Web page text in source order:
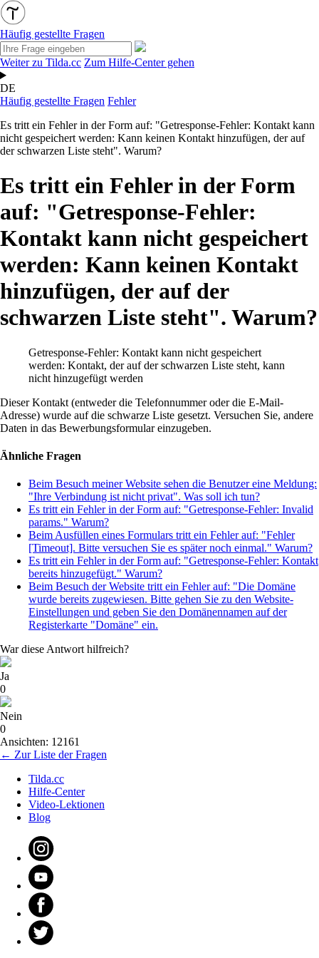
Häufig gestellte Fragen
Weiter zu Tilda.cc Zum Hilfe-Center gehen
DE
Häufig gestellte Fragen Fehler
Es tritt ein Fehler in der Form auf: "Getresponse-Fehler: Kontakt kann
nicht gespeichert werden: Kann keinen Kontakt hinzufügen, der auf
der schwarzen Liste steht". Warum?
Es tritt ein Fehler in der Form
auf: "Getresponse-Fehler:
Kontakt kann nicht gespeichert
werden: Kann keinen Kontakt
hinzufügen, der auf der
schwarzen Liste steht". Warum?
Getresponse-Fehler: Kontakt kann nicht gespeichert
werden: Kontakt, der auf der schwarzen Liste steht, kann
nicht hinzugefügt werden
Dieser Kontakt (entweder die Telefonnummer oder die E-Mail-
Adresse) wurde auf die schwarze Liste gesetzt. Versuchen Sie, andere
Daten in das Bewerbungsformular einzugeben.
Ähnliche Fragen
Beim Besuch meiner Website sehen die Benutzer eine Meldung:
"Ihre Verbindung ist nicht privat". Was soll ich tun?
Es tritt ein Fehler in der Form auf: "Getresponse-Fehler: Invalid
params." Warum?
Beim Ausfüllen eines Formulars tritt ein Fehler auf: "Fehler
[Timeout]. Bitte versuchen Sie es später noch einmal." Warum?
Es tritt ein Fehler in der Form auf: "Getresponse-Fehler: Kontakt
bereits hinzugefügt." Warum?
Beim Besuch der Website tritt ein Fehler auf: "Die Domäne
wurde bereits zugewiesen. Bitte gehen Sie zu den Website-
Einstellungen und geben Sie den Domänennamen auf der
Registerkarte "Domäne" ein.
War diese Antwort hilfreich?
Ja
0
Nein
0
Ansichten: 12161
← Zur Liste der Fragen
Tilda.cc
Hilfe-Center
Video-Lektionen
Blog